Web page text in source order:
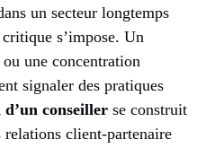
un secteur longtemps
s’impose. Un
une concentration
signaler des pratiques
conseiller se construit
relations client-partenaire